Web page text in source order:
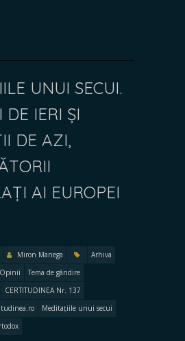
UNUI SECUI.
DE IERI ȘI
DE AZI,
AI EUROPEI
Miron Manega
Arhiva
Opinii
Tema de gândire
CERTITUDINEA Nr. 137
Meditațiile unui secui